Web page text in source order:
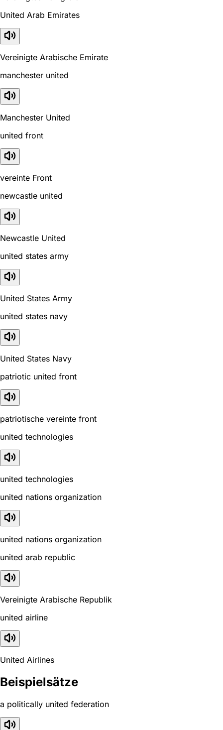
United Arab Emirates
Vereinigte Arabische Emirate
manchester united
Manchester United
united front
vereinte Front
newcastle united
Newcastle United
united states army
United States Army
united states navy
United States Navy
patriotic united front
patriotische vereinte front
united technologies
united technologies
united nations organization
united nations organization
united arab republic
Vereinigte Arabische Republik
united airline
United Airlines
Beispielsätze
a politically united federation